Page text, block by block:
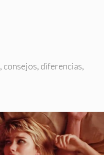
, consejos, diferencias,